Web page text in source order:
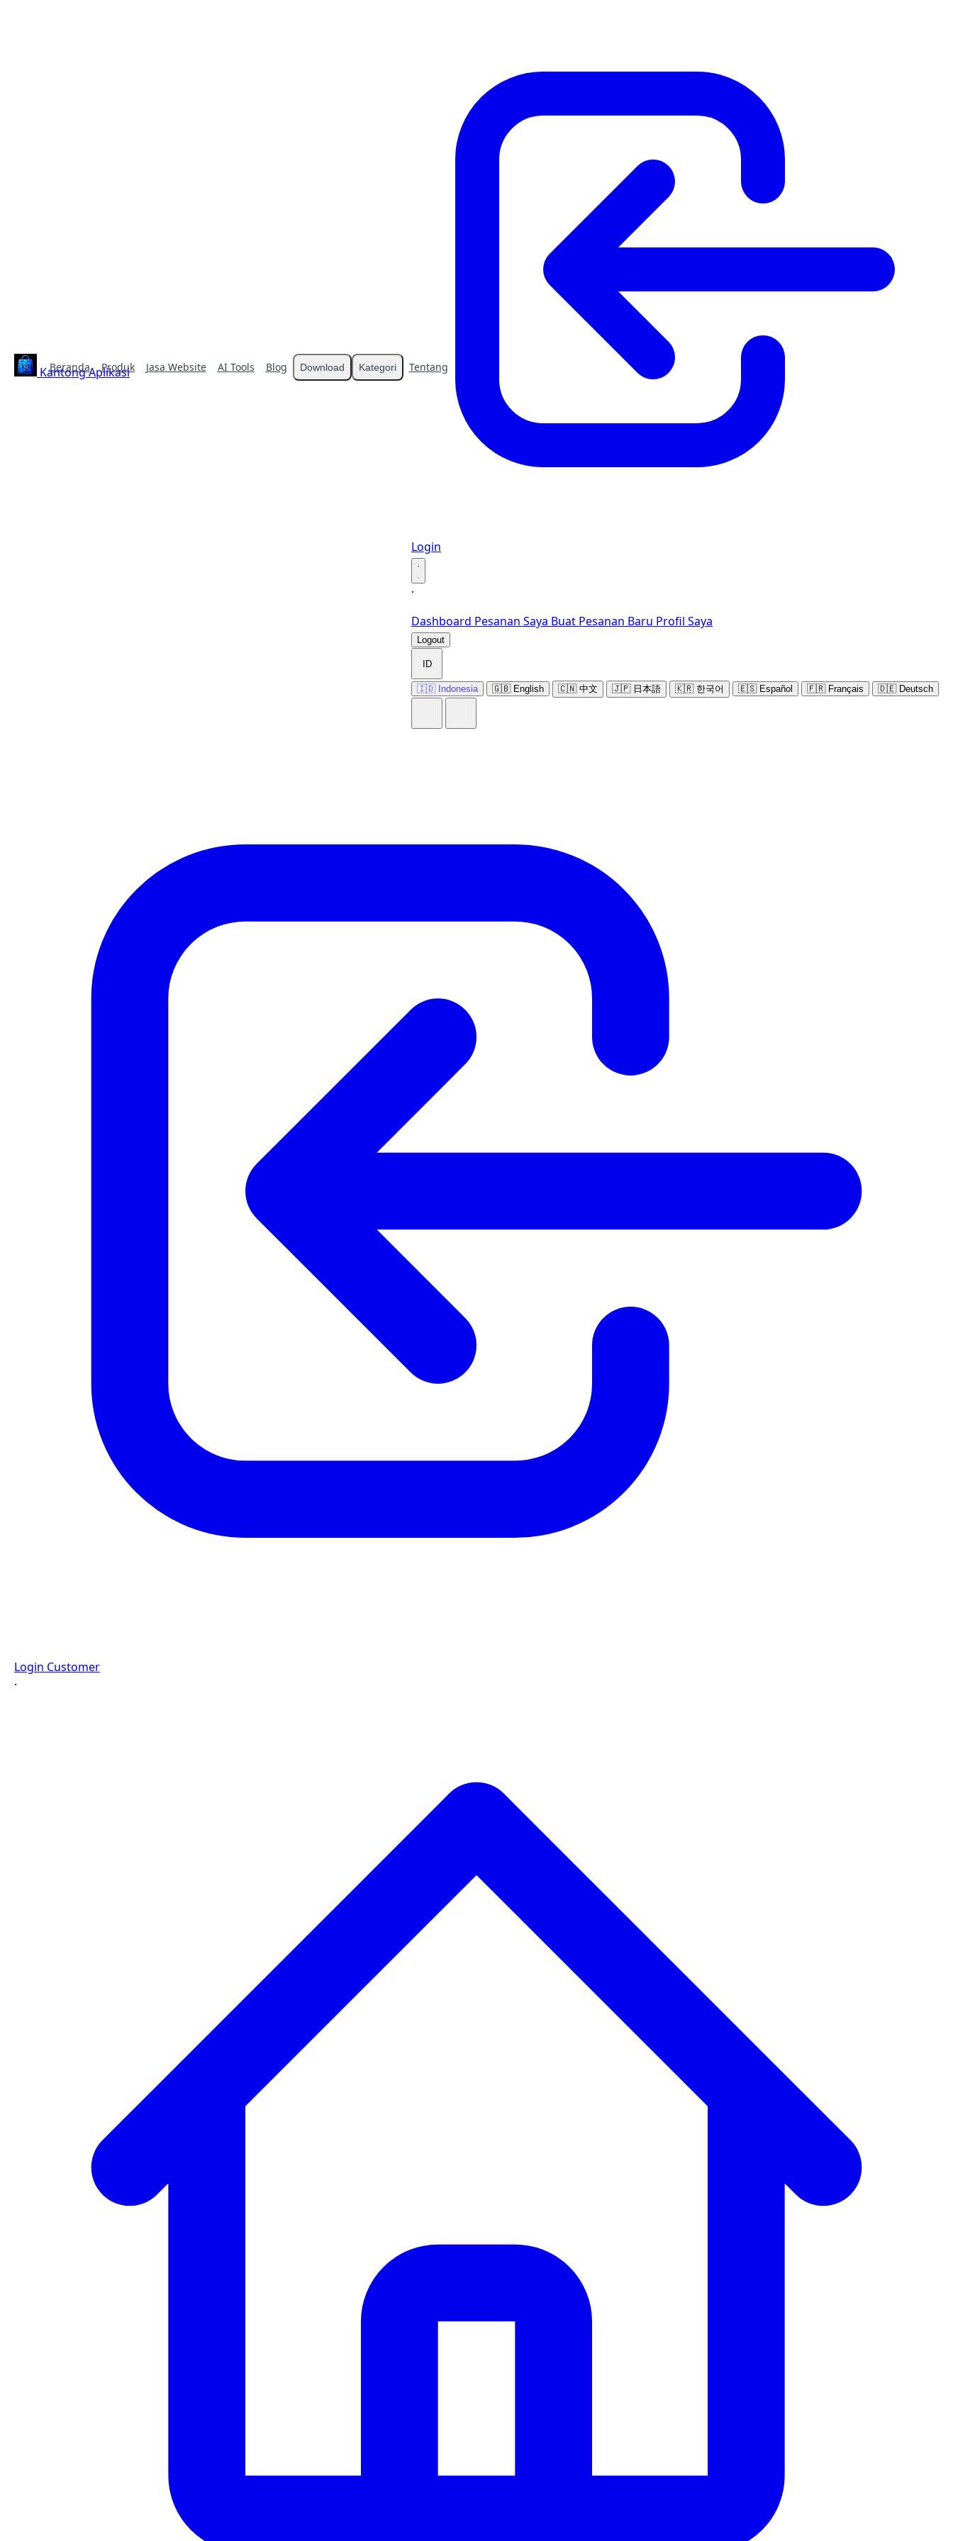
Kantong Aplikasi
Beranda Produk Jasa Website AI Tools Blog Download Kategori Tentang
Login
·
·
Dashboard Pesanan Saya Buat Pesanan Baru Profil Saya
Logout
ID
🇮🇩 Indonesia 🇬🇧 English 🇨🇳 中文 🇯🇵 日本語 🇰🇷 한국어 🇪🇸 Español 🇫🇷 Français 🇩🇪 Deutsch
Login Customer
·